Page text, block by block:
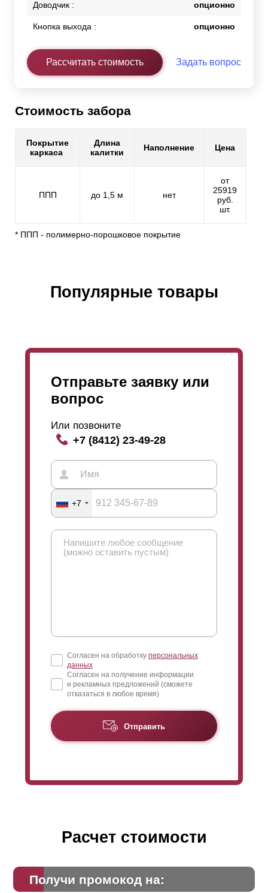
Доводчик : опционно
Кнопка выхода : опционно
Рассчитать стоимость Задать вопрос
Стоимость забора
Покрытие
каркаса
Длина
калитки
Наполнение Цена
ППП до 1,5 м нет
от
25919
руб.
шт.
* ППП - полимерно-порошковое покрытие
Популярные товары
Отправьте заявку или
вопрос
Или позвоните
+7 (8412) 23-49-28
+7
Согласен на обработку персональных
данных
Согласен на получение информации
и рекламных предложений (сможете
отказаться в любое время)
Отправить
Расчет стоимости
Получи промокод на: